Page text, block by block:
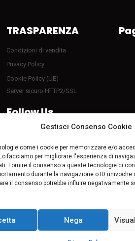
Gestisci Consenso Cookie
come i cookie per memorizzare e/o
facciamo per migliorare l'esperienza di
Fornire il consenso a queste tecnologie ci
durante la navigazione o ID univoche
il consenso potrebbe influire negativamente
Nega
TRASPARENZA
Condizioni di vendita
Privacy Policy
Cookie Policy (UE)
Server sicuro HTTP2/SSL
Follow Us